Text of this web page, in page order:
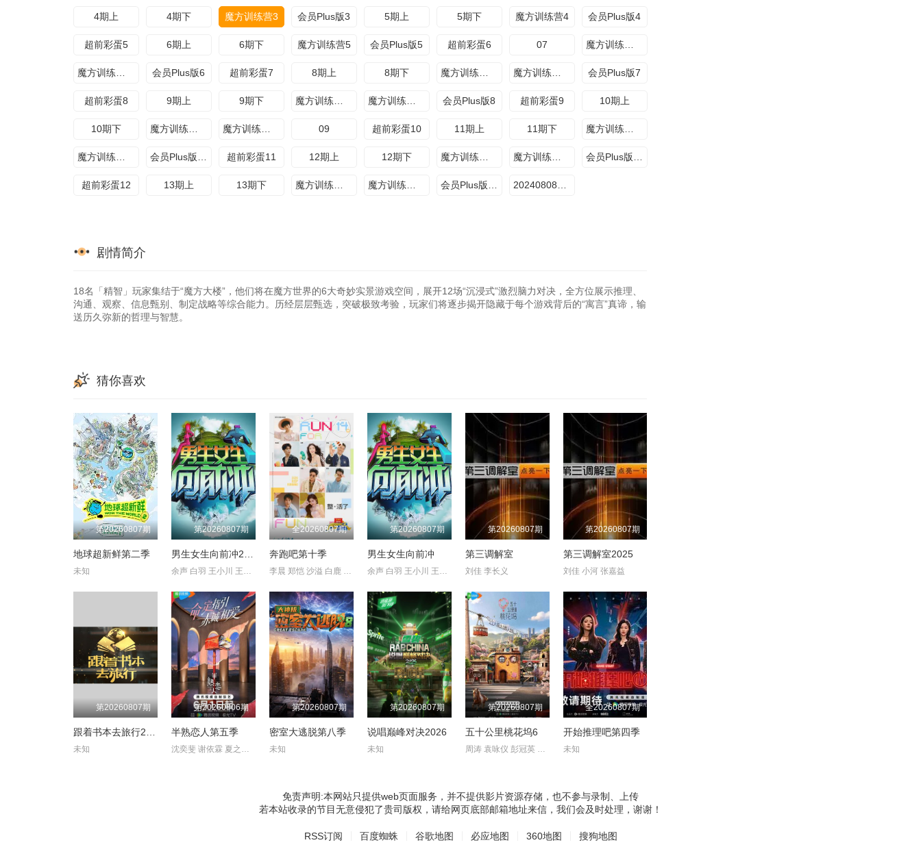
4期上 4期下 魔方训练营3 会员Plus版3 5期上 5期下 魔方训练营4 会员Plus版4
超前彩蛋5 6期上 6期下 魔方训练营5 会员Plus版5 超前彩蛋6 07 魔方训练营6期上
魔方训练营6期下 会员Plus版6 超前彩蛋7 8期上 8期下 魔方训练营7期上 魔方训练营7期下 会员Plus版7
超前彩蛋8 9期上 9期下 魔方训练营8期上 魔方训练营8期下 会员Plus版8 超前彩蛋9 10期上
10期下 魔方训练营9期上 魔方训练营9期下 09 超前彩蛋10 11期上 11期下 魔方训练营10期上
魔方训练营10期下 会员Plus版10 超前彩蛋11 12期上 12期下 魔方训练营11期上 魔方训练营11期下 会员Plus版11
超前彩蛋12 13期上 13期下 魔方训练营12期上 魔方训练营12期下 会员Plus版12 20240808训练营Plus
剧情简介
18名「精智」玩家集结于“魔方大楼”，他们将在魔方世界的6大奇妙实景游戏空间，展开12场“沉浸式”激烈脑力对决，全方位展示推理、
沟通、观察、信息甄别、制定战略等综合能力。历经层层甄选，突破极致考验，玩家们将逐步揭开隐藏于每个游戏背后的“寓言”真谛，输
送历久弥新的哲理与智慧。
猜你喜欢
第20260807期
地球超新鲜第二季
未知
第20260807期 全20260807期
奔跑吧第十季
第20260807期
男生女生向前冲
第20260807期
第三调解室
刘佳 李长义
第20260807期
第三调解室2025
刘佳 小河 张嘉益
第20260807期
未知
第20260806期
半熟恋人第五季
沈奕斐 谢依霖 夏之光 张纯烨 董璇
第20260807期
密室大逃脱第八季
未知
第20260807期
说唱巅峰对决2026
未知
第20260807期
五十公里桃花坞6
周涛 袁咏仪 彭冠英 萧敬腾 方媛 阿如那 徐志胜 李雪琴 李嘉琦 ?
全20260807期
开始推理吧第四季
未知
免责声明:本网站只提供web页面服务，并不提供影片资源存储，也不参与录制、上传
若本站收录的节目无意侵犯了贵司版权，请给网页底部邮箱地址来信，我们会及时处理，谢谢！
RSS订阅 百度蜘蛛 谷歌地图 必应地图 360地图 搜狗地图